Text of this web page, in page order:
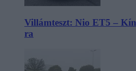
Villámteszt: Nio ET5 –
ra